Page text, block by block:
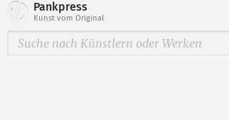
Pankpress
Kunst vom Original